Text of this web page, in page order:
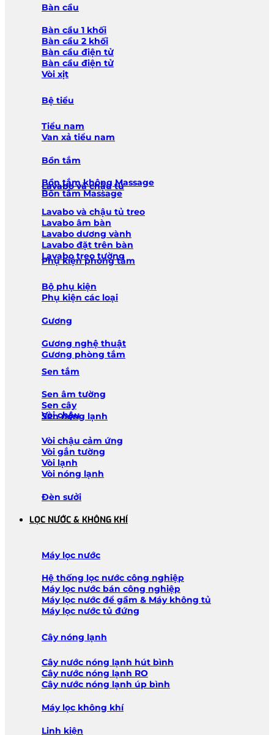
Bàn cầu
Bàn cầu 1 khối
Bàn cầu 2 khối
Bàn cầu điện tử
Bàn cầu điện tử
Vòi xịt
Bệ tiểu
Tiểu nam
Van xả tiểu nam
Bồn tắm
Bồn tắm không Massage
Bồn tắm Massage
Lavabo và chậu tủ
Lavabo và chậu tủ treo
Lavabo âm bàn
Lavabo dương vành
Lavabo đặt trên bàn
Lavabo treo tường
Phụ kiện phòng tắm
Bộ phụ kiện
Phụ kiện các loại
Gương
Gương nghệ thuật
Gương phòng tắm
Sen tắm
Sen âm tường
Sen cây
Sen nóng lạnh
Vòi chậu
Vòi chậu cảm ứng
Vòi gắn tường
Vòi lạnh
Vòi nóng lạnh
Đèn sưởi
LỌC NƯỚC & KHÔNG KHÍ
Máy lọc nước
Hệ thống lọc nước công nghiệp
Máy lọc nước bán công nghiệp
Máy lọc nước để gầm & Máy không tủ
Máy lọc nước tủ đứng
Cây nóng lạnh
Cây nước nóng lạnh hút bình
Cây nước nóng lạnh RO
Cây nước nóng lạnh úp bình
Máy lọc không khí
Linh kiện